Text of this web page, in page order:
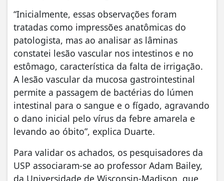
“Inicialmente, essas observações foram
tratadas como impressões anatômicas do
patologista, mas ao analisar as lâminas
constatei lesão vascular nos intestinos e no
estômago, característica da falta de irrigação.
A lesão vascular da mucosa gastrointestinal
permite a passagem de bactérias do lúmen
intestinal para o sangue e o fígado, agravando
o dano inicial pelo vírus da febre amarela e
levando ao óbito”, explica Duarte.
Para validar os achados, os pesquisadores da
USP associaram-se ao professor Adam Bailey,